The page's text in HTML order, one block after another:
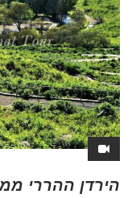
הירדן ההררי